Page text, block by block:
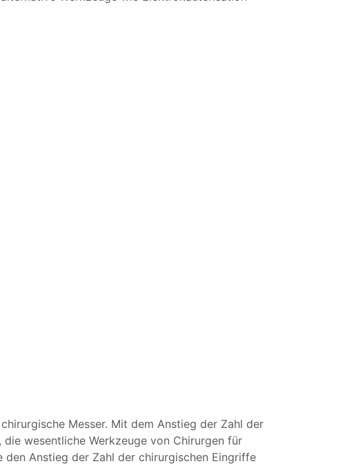
Messer. Mit dem Anstieg der Zahl der
wesentliche Werkzeuge von Chirurgen für
Anstieg der Zahl der chirurgischen Eingriffe